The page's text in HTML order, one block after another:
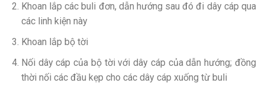
Khoan lắp các buli đơn, dẫn hướng sau đó đi dây cáp qua
các linh kiện này
Khoan lắp bộ tời
Nối dây cáp của bộ tời với dây cáp của dẫn hướng; đồng
thời nối các đầu kẹp cho các dây cáp xuống từ buli